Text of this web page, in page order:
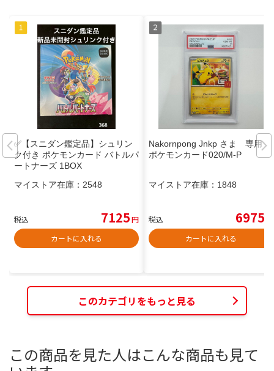
✅【スニダン鑑定品】シュリン
ク付き ポケモンカード バトルパ
ートナーズ 1BOX
マイストア在庫： 2548
税込 7125円
カートに入れる
Nakornpong Jnkp さま 専用
ポケモンカード020/M-P
マイストア在庫： 1848
税込 6975
カートに入れる
このカテゴリをもっと見る
この商品を見た人はこんな商品も見て